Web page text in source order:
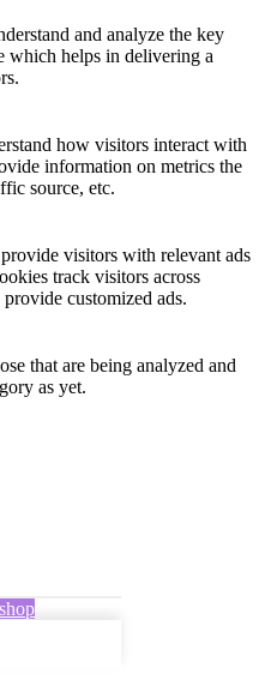
and analyze the key
which helps in delivering a
how visitors interact with
information on metrics the
source, etc.
visitors with relevant ads
track visitors across
customized ads.
that are being analyzed and
as yet.